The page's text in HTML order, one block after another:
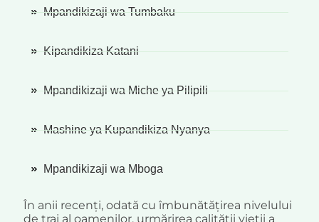
Mpandikizaji wa Tumbaku
Kipandikiza Katani
Mpandikizaji wa Miche ya Pilipili
Mashine ya Kupandikiza Nyanya
Mpandikizaji wa Mboga
În anii recenți, odată cu îmbunătățirea nivelului
de trai al oamenilor, urmărirea calității vieții a